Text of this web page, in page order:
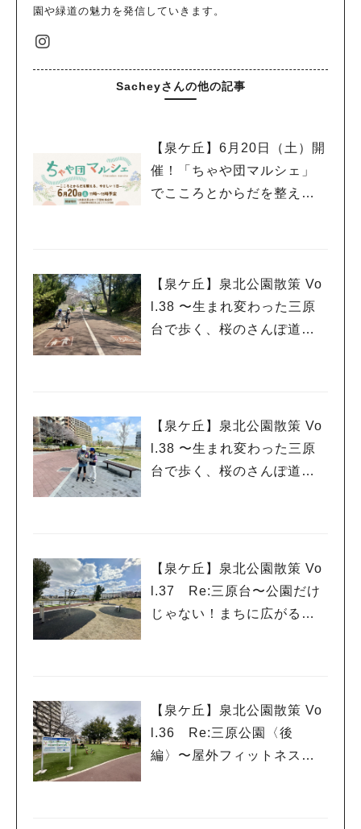
園や緑道の魅力を発信していきます。
Sacheyさんの他の記事
【泉ケ丘】6月20日（土）開
催！「ちゃや団マルシェ」
でこころとからだを整え
【泉ケ丘】泉北公園散策 Vo
l.38 〜生まれ変わった三原
台で歩く、桜のさんぽ道〜
【泉ケ丘】泉北公園散策 Vo
l.38 〜生まれ変わった三原
台で歩く、桜のさんぽ道〜
【泉ケ丘】泉北公園散策 Vo
l.37 Re:三原台〜公園だけ
じゃない！まちに広がる健
【泉ケ丘】泉北公園散策 Vo
l.36 Re:三原公園〈後
編〉〜屋外フィットネスが